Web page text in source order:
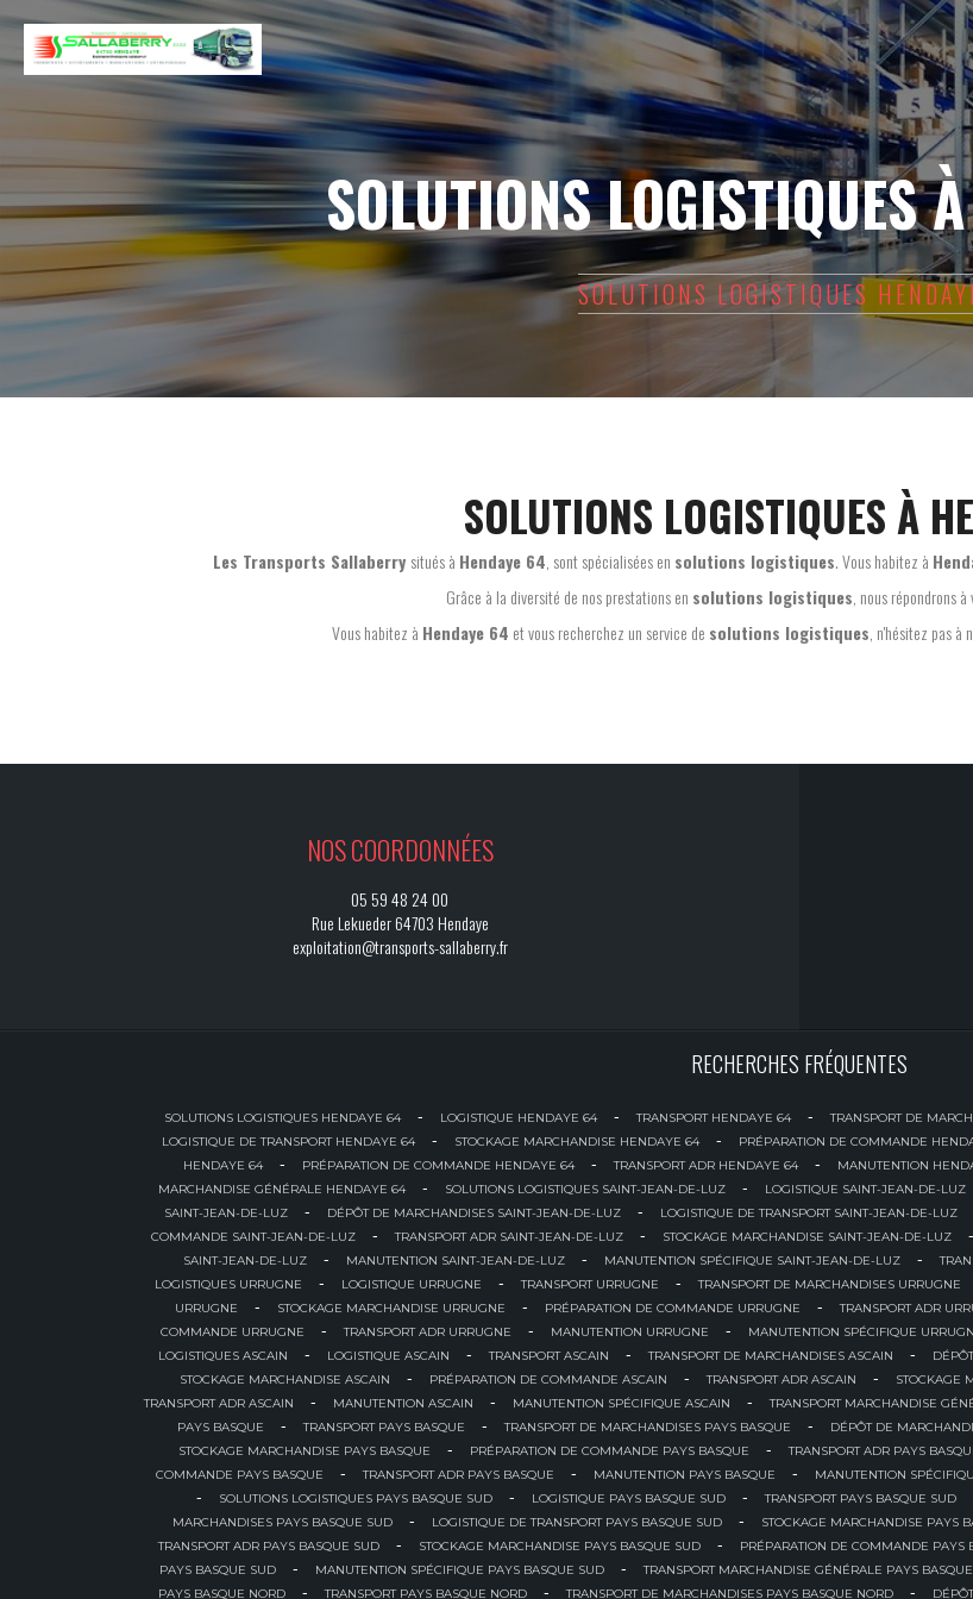
SOLUTIONS LOGISTIQUES
SOLUTIONS LOGISTIQUES
SOLUTIONS LOGISTIQUES À
Les Transports Sallaberry situés à Hendaye 64 , sont spécialisées en solutions logistiques. Vous habitez à
Grâce à la diversité de nos prestations en solutions logistiques , nous répondrons
Vous habitez à Hendaye 64 et vous recherchez un service de solutions logistiques , n'hésitez pas
NOS COORDONNÉES
05 59 48 24 00
Rue Lekueder 64703 Hendaye
exploitation@transports-sallaberry.fr
RECHERCHES FRÉQUENTES
SOLUTIONS LOGISTIQUES HENDAYE 64 - LOGISTIQUE HENDAYE 64 - TRANSPORT HENDAYE 64 - TRANSPORT DE
LOGISTIQUE DE TRANSPORT HENDAYE 64 - STOCKAGE MARCHANDISE HENDAYE 64 - PRÉPARATION DE COMMANDE
HENDAYE 64
- PRÉPARATION DE COMMANDE HENDAYE 64 - TRANSPORT ADR HENDAYE 64 - MANUTENTION
MARCHANDISE GÉNÉRALE HENDAYE 64
- SOLUTIONS LOGISTIQUES SAINT-JEAN-DE-LUZ - LOGISTIQUE SAINT-JEAN-DE-LUZ
SAINT-JEAN-DE-LUZ
- DÉPÔT DE MARCHANDISES SAINT-JEAN-DE-LUZ - LOGISTIQUE DE TRANSPORT SAINT-JEAN-DE-LUZ
COMMANDE SAINT-JEAN-DE-LUZ
- TRANSPORT ADR SAINT-JEAN-DE-LUZ - STOCKAGE MARCHANDISE SAINT-JEAN-DE-LUZ -
SAINT-JEAN-DE-LUZ
- MANUTENTION SAINT-JEAN-DE-LUZ - MANUTENTION SPÉCIFIQUE SAINT-JEAN-DE-LUZ -
LOGISTIQUES URRUGNE
- LOGISTIQUE URRUGNE - TRANSPORT URRUGNE - TRANSPORT DE MARCHANDISES URRUGNE
URRUGNE
- STOCKAGE MARCHANDISE URRUGNE - PRÉPARATION DE COMMANDE URRUGNE - TRANSPORT ADR
COMMANDE URRUGNE
- TRANSPORT ADR URRUGNE - MANUTENTION URRUGNE - MANUTENTION SPÉCIFIQUE
LOGISTIQUES ASCAIN
- LOGISTIQUE ASCAIN - TRANSPORT ASCAIN - TRANSPORT DE MARCHANDISES ASCAIN -
STOCKAGE MARCHANDISE ASCAIN - PRÉPARATION DE COMMANDE ASCAIN - TRANSPORT ADR ASCAIN - STOCKAGE
TRANSPORT ADR ASCAIN - MANUTENTION ASCAIN - MANUTENTION SPÉCIFIQUE ASCAIN - TRANSPORT MARCHANDISE
PAYS BASQUE
- TRANSPORT PAYS BASQUE - TRANSPORT DE MARCHANDISES PAYS BASQUE - DÉPÔT DE
STOCKAGE MARCHANDISE PAYS BASQUE - PRÉPARATION DE COMMANDE PAYS BASQUE - TRANSPORT ADR PAYS
COMMANDE PAYS BASQUE
- TRANSPORT ADR PAYS BASQUE - MANUTENTION PAYS BASQUE - MANUTENTION
- SOLUTIONS LOGISTIQUES PAYS BASQUE SUD - LOGISTIQUE PAYS BASQUE SUD - TRANSPORT PAYS BASQUE SUD
MARCHANDISES PAYS BASQUE SUD
- LOGISTIQUE DE TRANSPORT PAYS BASQUE SUD - STOCKAGE MARCHANDISE PAYS
TRANSPORT ADR PAYS BASQUE SUD - STOCKAGE MARCHANDISE PAYS BASQUE SUD - PRÉPARATION DE COMMANDE PAYS
PAYS BASQUE SUD
- MANUTENTION SPÉCIFIQUE PAYS BASQUE SUD - TRANSPORT MARCHANDISE GÉNÉRALE PAYS
PAYS BASQUE NORD
- TRANSPORT PAYS BASQUE NORD - TRANSPORT DE MARCHANDISES PAYS BASQUE NORD -